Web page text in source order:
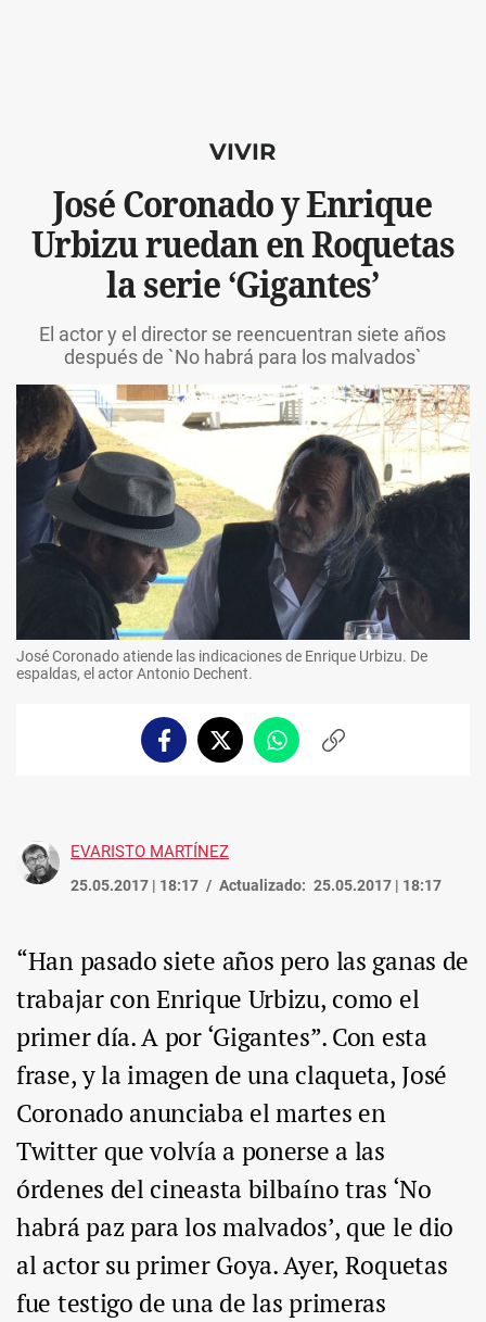
VIVIR
José Coronado y Enrique
Urbizu ruedan en Roquetas
la serie ‘Gigantes’
El actor y el director se reencuentran siete años
después de `No habrá para los malvados`
José Coronado atiende las indicaciones de Enrique Urbizu. De
espaldas, el actor Antonio Dechent.
FacebookTwitterWhatsappCopiar
EVARISTO MARTÍNEZ
25.05.2017 | 18:17 Actualizado: 25.05.2017 | 18:17
“Han pasado siete años pero las ganas de
trabajar con Enrique Urbizu, como el
primer día. A por ‘Gigantes”. Con esta
frase, y la imagen de una claqueta, José
Coronado anunciaba el martes en
Twitter que volvía a ponerse a las
órdenes del cineasta bilbaíno tras ‘No
habrá paz para los malvados’, que le dio
al actor su primer Goya. Ayer, Roquetas
fue testigo de una de las primeras